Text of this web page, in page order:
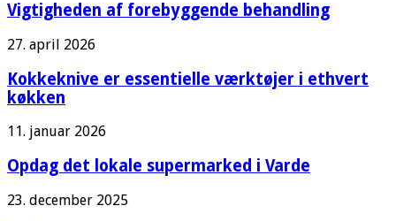
Vigtigheden af forebyggende behandling
27. april 2026
Kokkeknive er essentielle værktøjer i ethvert
køkken
11. januar 2026
Opdag det lokale supermarked i Varde
23. december 2025